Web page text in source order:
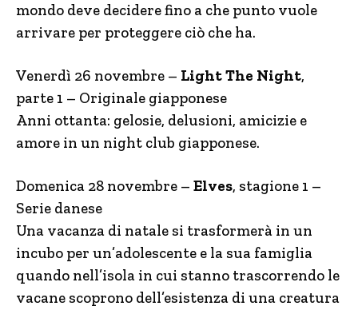
mondo deve decidere fino a che punto vuole
arrivare per proteggere ciò che ha.
Venerdì 26 novembre – Light The Night,
parte 1 – Originale giapponese
Anni ottanta: gelosie, delusioni, amicizie e
amore in un night club giapponese.
Domenica 28 novembre – Elves, stagione 1 –
Serie danese
Una vacanza di natale si trasformerà in un
incubo per un’adolescente e la sua famiglia
quando nell’isola in cui stanno trascorrendo le
vacane scoprono dell’esistenza di una creatura